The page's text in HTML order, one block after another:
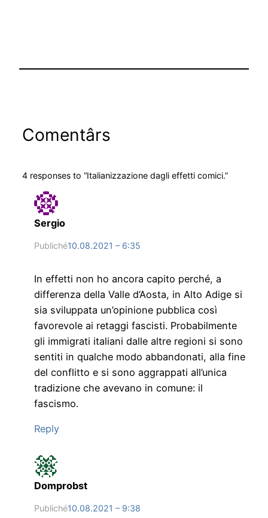
Comentârs
4 responses to “Italianizzazione dagli effetti comici.”
Sergio
Publiché10.08.2021 – 6:35
In effetti non ho ancora capito perché, a
differenza della Valle d’Aosta, in Alto Adige si
sia sviluppata un’opinione pubblica così
favorevole ai retaggi fascisti. Probabilmente
gli immigrati italiani dalle altre regioni si sono
sentiti in qualche modo abbandonati, alla fine
del conflitto e si sono aggrappati all’unica
tradizione che avevano in comune: il
fascismo.
Reply
Domprobst
Publiché10.08.2021 – 9:38